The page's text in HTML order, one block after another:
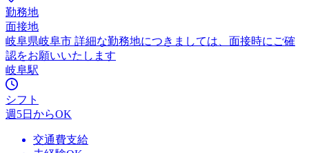
勤務地
面接地
岐阜県岐阜市 詳細な勤務地につきましては、面接時にご確
認をお願いいたします
岐阜駅
シフト
週5日からOK
交通費支給